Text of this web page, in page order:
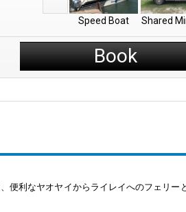
Speed Boat Shared
Book
便利なヤオヤイからライレイへのフェリー